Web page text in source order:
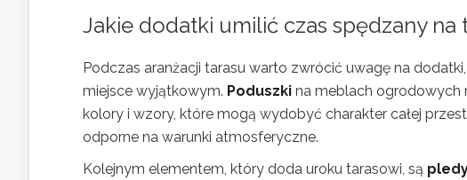
Jakie dodatki umilić czas spędzany na
Podczas aranżacji tarasu warto zwrócić uwagę na
miejsce wyjątkowym. Poduszki na meblach ogrodowych
kolory i wzory, które mogą wydobyć charakter całej
odporne na warunki atmosferyczne.
Kolejnym elementem, który doda uroku tarasowi, są